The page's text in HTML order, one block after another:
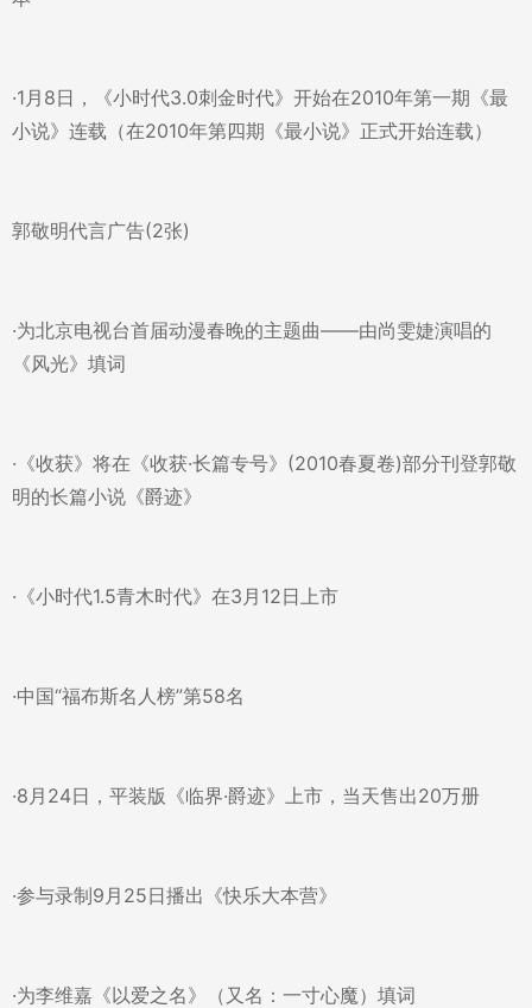
·1月8日，《小时代3.0刺金时代》开始在2010年第一期《最
小说》连载（在2010年第四期《最小说》正式开始连载）
郭敬明代言广告(2张)
·为北京电视台首届动漫春晚的主题曲——由尚雯婕演唱的
《风光》填词
·《收获》将在《收获·长篇专号》(2010春夏卷)部分刊登郭敬
明的长篇小说《爵迹》
·《小时代1.5青木时代》在3月12日上市
·中国“福布斯名人榜”第58名
·8月24日，平装版《临界·爵迹》上市，当天售出20万册
·参与录制9月25日播出《快乐大本营》
·为李维嘉《以爱之名》（又名：一寸心魔）填词